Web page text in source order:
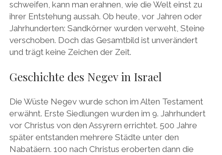
schweifen, kann man erahnen, wie die Welt einst zu
ihrer Entstehung aussah. Ob heute, vor Jahren oder
Jahrhunderten: Sandkörner wurden verweht, Steine
verschoben. Doch das Gesamtbild ist unverändert
und trägt keine Zeichen der Zeit.
Geschichte des Negev in Israel
Die Wüste Negev wurde schon im Alten Testament
erwähnt. Erste Siedlungen wurden im 9. Jahrhundert
vor Christus von den Assyrern errichtet. 500 Jahre
später entstanden mehrere Städte unter den
Nabatäern. 100 nach Christus eroberten dann die